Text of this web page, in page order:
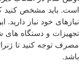
است. باید مشخص کنید
نیازهای خود نیاز
تجهیزات و دستگاه ‌های
مصرف توجه کنید تا
باشد.